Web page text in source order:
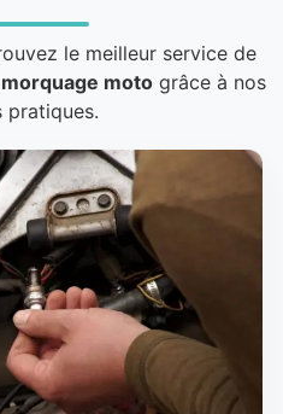
le meilleur service de
motogrâce à nos
pratiques.